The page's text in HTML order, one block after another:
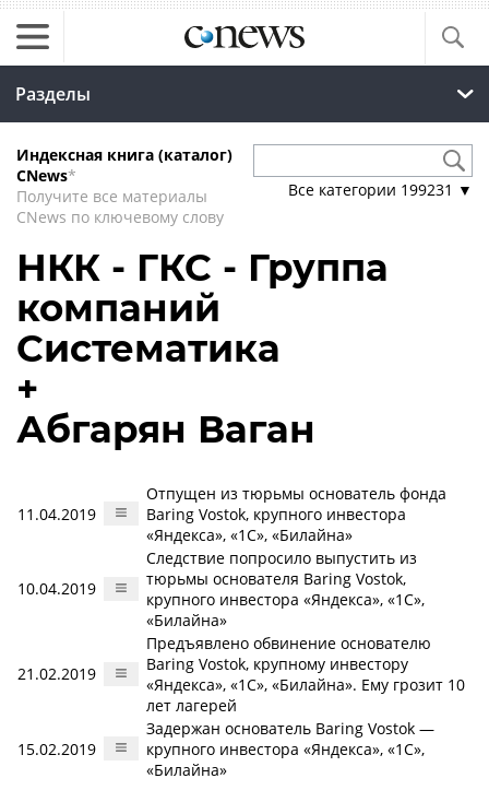
Разделы
Индексная книга (каталог)
CNews*
Получите все материалы
CNews по ключевому слову
Все категории 199231 ▼
НКК - ГКС - Группа
компаний
Систематика
+
Абгарян Ваган
11.04.2019
Отпущен из тюрьмы основатель фонда
Baring Vostok, крупного инвестора
«Яндекса», «1С», «Билайна»
10.04.2019
Следствие попросило выпустить из
тюрьмы основателя Baring Vostok,
крупного инвестора «Яндекса», «1С»,
«Билайна»
21.02.2019
Предъявлено обвинение основателю
Baring Vostok, крупному инвестору
«Яндекса», «1С», «Билайна». Ему грозит 10
лет лагерей
15.02.2019
Задержан основатель Baring Vostok —
крупного инвестора «Яндекса», «1С»,
«Билайна»